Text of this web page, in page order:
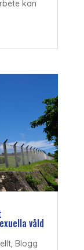
kan
våld
, Blogg